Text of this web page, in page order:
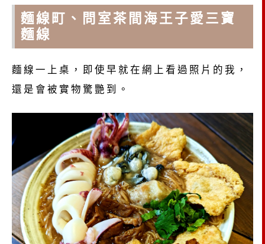
麵線町、問室茶間海王子愛三寶
麵線
麵線一上桌，即使早就在網上看過照片的我，
還是會被實物驚艷到。